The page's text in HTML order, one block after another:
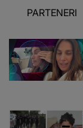
PARTENERI